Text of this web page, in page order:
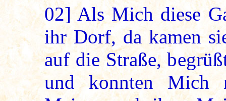
02] Als Mich diese
ihr Dorf, da kamen
auf die Straße,
und konnten Mich